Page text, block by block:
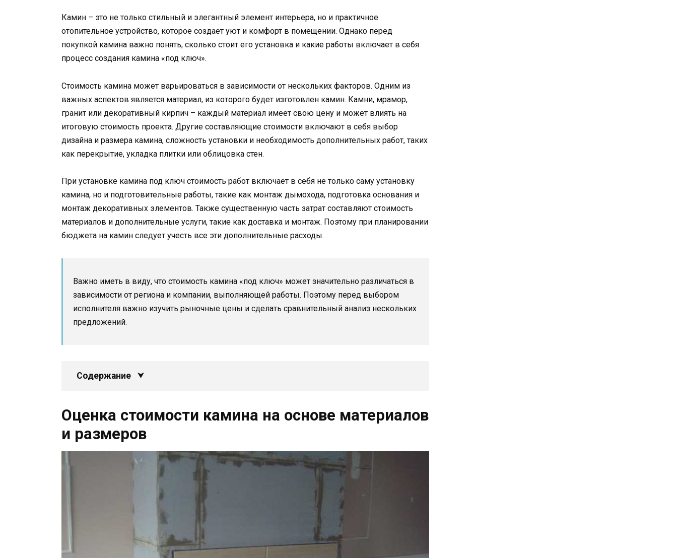
Камин – это не только стильный и элегантный элемент интерьера, но и практичное
отопительное устройство, которое создает уют и комфорт в помещении. Однако перед
покупкой камина важно понять, сколько стоит его установка и какие работы включает в себя
процесс создания камина «под ключ».
Стоимость камина может варьироваться в зависимости от нескольких факторов. Одним из
важных аспектов является материал, из которого будет изготовлен камин. Камни, мрамор,
гранит или декоративный кирпич – каждый материал имеет свою цену и может влиять на
итоговую стоимость проекта. Другие составляющие стоимости включают в себя выбор
дизайна и размера камина, сложность установки и необходимость дополнительных работ, таких
как перекрытие, укладка плитки или облицовка стен.
При установке камина под ключ стоимость работ включает в себя не только саму установку
камина, но и подготовительные работы, такие как монтаж дымохода, подготовка основания и
монтаж декоративных элементов. Также существенную часть затрат составляют стоимость
материалов и дополнительные услуги, такие как доставка и монтаж. Поэтому при планировании
бюджета на камин следует учесть все эти дополнительные расходы.
Важно иметь в виду, что стоимость камина «под ключ» может значительно различаться в
зависимости от региона и компании, выполняющей работы. Поэтому перед выбором
исполнителя важно изучить рыночные цены и сделать сравнительный анализ нескольких
предложений.
Содержание
Оценка стоимости камина на основе материалов
и размеров